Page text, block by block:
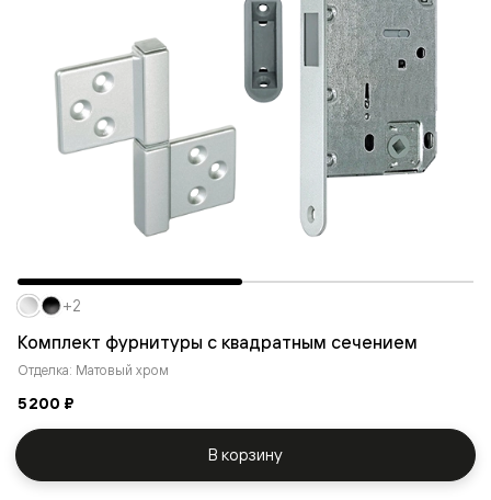
Комплект фурнитуры с квадратным сечением
Отделка: Матовый хром
5 200 ₽
+2
В корзину